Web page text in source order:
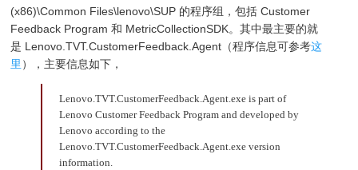
(x86)\Common Files\lenovo\SUP 的程序组，包括 Customer
Feedback Program 和 MetricCollectionSDK。其中最主要的就
是 Lenovo.TVT.CustomerFeedback.Agent（程序信息可参考这
里 ），主要信息如下，
Lenovo.TVT.CustomerFeedback.Agent.exe is part of
Lenovo Customer Feedback Program and developed by
Lenovo according to the
Lenovo.TVT.CustomerFeedback.Agent.exe version
information.